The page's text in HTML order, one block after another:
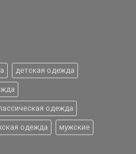
детская одежда
одежда
одежда мужские